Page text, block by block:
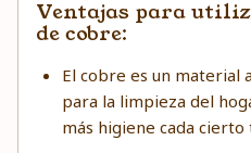
Ventajas para
de cobre:
El cobre es un
para la limpieza del
más higiene cada cierto